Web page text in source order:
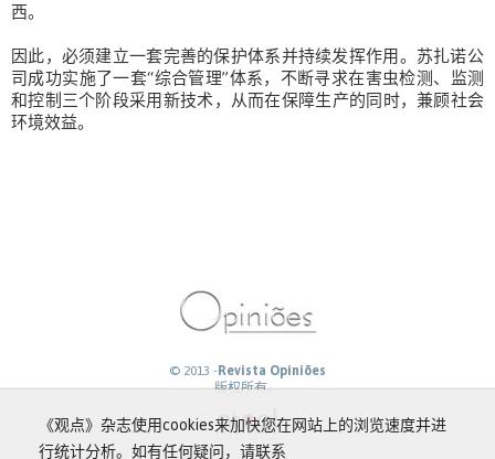
西。
因此，必须建立一套完善的保护体系并持续发挥作用。苏扎诺公
司成功实施了一套“综合管理”体系，不断寻求在害虫检测、监测
和控制三个阶段采用新技术，从而在保障生产的同时，兼顾社会
环境效益。
© 2013 -Revista Opiniões
版权所有。
《观点》杂志使用cookies来加快您在网站上的浏览速度并进
行统计分析。如有任何疑问，请联系